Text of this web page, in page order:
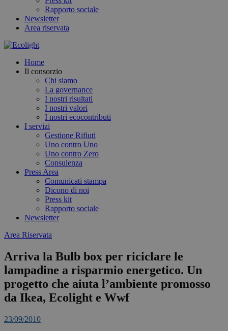
Rapporto sociale
Newsletter
Area riservata
Home
Il consorzio
Chi siamo
La governance
I nostri risultati
I nostri valori
I nostri ecocontributi
I servizi
Gestione Rifiuti
Uno contro Uno
Uno contro Zero
Consulenza
Press Area
Comunicati stampa
Dicono di noi
Press kit
Rapporto sociale
Newsletter
Area Riservata
Arriva la Bulb box per riciclare le
lampadine a risparmio energetico. Un
progetto che aiuta l’ambiente promosso
da Ikea, Ecolight e Wwf
23/09/2010